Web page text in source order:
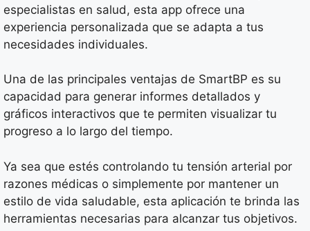
especialistas en salud, esta app ofrece una
experiencia personalizada que se adapta a tus
necesidades individuales.
Una de las principales ventajas de SmartBP es su
capacidad para generar informes detallados y
gráficos interactivos que te permiten visualizar tu
progreso a lo largo del tiempo.
Ya sea que estés controlando tu tensión arterial por
razones médicas o simplemente por mantener un
estilo de vida saludable, esta aplicación te brinda las
herramientas necesarias para alcanzar tus objetivos.